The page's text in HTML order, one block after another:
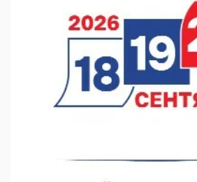
Кратковременные перерывы
ожидаются в Нижнем Новгороде до
покраской телебашни
07.08.2026 11:20